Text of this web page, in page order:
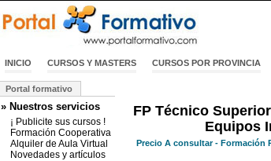
INICIO CURSOS Y MASTERS CURSOS POR PROVINCIA
Portal formativo
» Nuestros servicios
¡ Publicite sus cursos !
Formación Cooperativa
Alquiler de Aula Virtual
Novedades y artículos
FP Técnico
Equipos
Precio A consultar - Formación